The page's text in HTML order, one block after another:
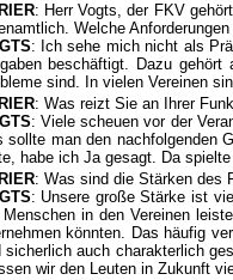
: Herr Vogts, der FKV
Welche
: Ich sehe mich nicht als
beschäftigt. Dazu
sind. In vielen Vereinen
: Was reizt Sie an Ihrer
: Viele scheuen vor der
sollte man den nachfolgenden
habe ich Ja gesagt. Da
: Was sind die Stärken des
: Unsere große Stärke ist
Menschen in den Vereinen
könnten. Das häufig
sicherlich auch charakterlich
wir den Leuten in Zukunft